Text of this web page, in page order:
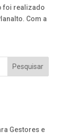
foi realizado
Com a
Gestores e